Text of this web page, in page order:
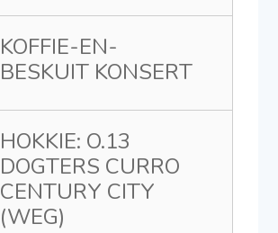
KOFFIE-EN-
BESKUIT KONSERT
HOKKIE: O.13
DOGTERS CURRO
CENTURY CITY
(WEG)